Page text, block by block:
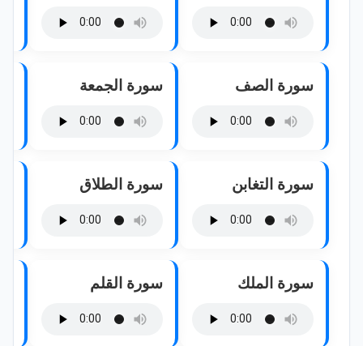
سورة الصف سورة الجمعة
سورة التغابن سورة الطلاق
سورة الملك سورة القلم